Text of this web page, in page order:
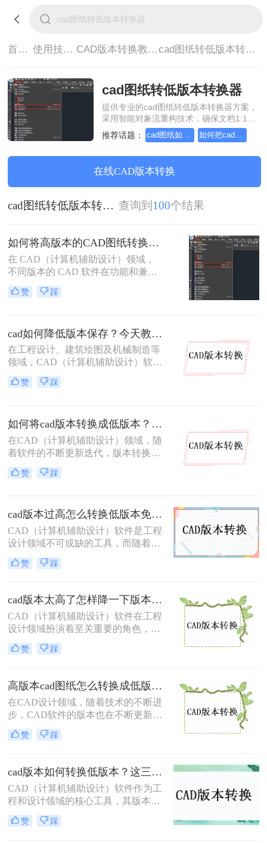
首页> 使用技巧> CAD版本转换教程> cad图纸转低版本转换器
cad图纸转低版本转换器
提供专业的cad图纸转低版本转换器方案，
采用智能对象流重构技术，确保文档1:1高
保真还原且排版不乱码。支持一键批量处
理，全链路 SSL 加密保障隐私安全。助您
装，高效办公。
推荐话题： cad图纸如何转换成低版本的 如何把cad图纸转换成低版本的
在线CAD版本转换
cad图纸转低版本转换器 查询到 100个结果
如何将高版本的CAD图纸转换成低版本的CAD图纸？3种实用方法对比！
在 CAD（计算机辅助设计）领域，
不同版本的 CAD 软件在功能和兼容
性上存在差异。高版本 CAD 绘制的
图纸，低版本软件往往无法直接打
为低版本 成为设计师的常见需求。本
文从 转换精度、操作难度、批量能
力、隐私安全 四个维度，对比三种主
择。
赞 踩
cad如何降低版本保存？今天教你3种三种实用方法对比！
在工程设计、建筑绘图及机械制造等
领域，CAD（计算机辅助设计）软件
被广泛应用于二维和三维设计工作。
然而，不同版本的 CAD 软件之间存
直接打开高版本文件。当我们需要将
图纸分享给使用旧版 CAD 的合作伙
伴或客户时，将 CAD 文件降低版本
何降低版本保存呢？本文从转换精
您根据实际场景快速做出选择。
赞 踩
如何将cad版本转换成低版本？分享二种方法给你！3秒实现~！
在CAD（计算机辅助设计）领域，随
着软件的不断更新迭代，版本转换成
为了一个常见的需求。特别是在需要
将高版本的CAD文件与旧版软件或不
么如何将cad版本转换成低版本呢？本
文将介绍两种将CAD版本转换成低版
本的方法。
赞 踩
cad版本过高怎么转换低版本免费？这二个方法了解一下！
CAD（计算机辅助设计）软件是工程
设计领域不可或缺的工具，而随着软
件版本的更新迭代，有时我们需要将
高版本的CAD文件转换为低版本，以
版本过高怎么转换低版本免费呢？本
文将介绍两种免费将CAD版本从高转
低的方法。
赞 踩
cad版本太高了怎样降一下版本？试试这两种有效的方法！
CAD（计算机辅助设计）软件在工程
设计领域扮演着至关重要的角色，而
由于软件版本的不断更新，有时我们
需要将高版本的CAD文件转换为低版
么cad版本太高了怎样降一下版本呢？
本文将介绍两种将CAD版本降级的方
法。
赞 踩
高版本cad图纸怎么转换成低版本？有这4种方法可以快速转换！
在CAD设计领域，随着技术的不断进
步，CAD软件的版本也在不断更新。
然而，由于某些特定的工作需求或设
备限制，我们有时需要将高版本的
在旧版本的CAD软件中能够正常打开
和编辑。那么高版本cad图纸怎么转换
成低版本呢？本文将详细介绍四种将
高版本CAD图纸转换为低版本的方
法，并给出具体的操作步骤和注意事
项。
赞 踩
cad版本如何转换低版本？这三个转换方法，你一定要学会！
CAD（计算机辅助设计）软件作为工
程和设计领域的核心工具，其版本迭
代频繁，不同版本之间在功能和兼容
性上存在差异。因此，有时我们需要
赞 踩